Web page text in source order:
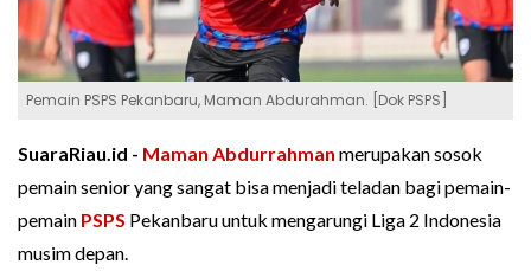
Pemain PSPS Pekanbaru, Maman Abdurahman. [Dok PSPS]
SuaraRiau.id - Maman Abdurrahman merupakan sosok
pemain senior yang sangat bisa menjadi teladan bagi pemain-
pemain PSPS Pekanbaru untuk mengarungi Liga 2 Indonesia
musim depan.